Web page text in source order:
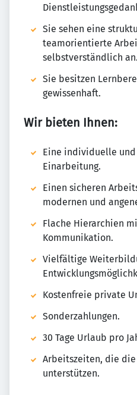
Sie sehen eine
teamorientierte
selbstverständlich an.
Sie besitzen
gewissenhaft.
Wir bieten Ihnen:
Eine individuelle und
Einarbeitung.
Einen sicheren
modernen und
Flache Hierarchien
Kommunikation.
Vielfältige
Kostenfreie private
Sonderzahlungen.
30 Tage Urlaub pro
Arbeitszeiten, die
unterstützen.